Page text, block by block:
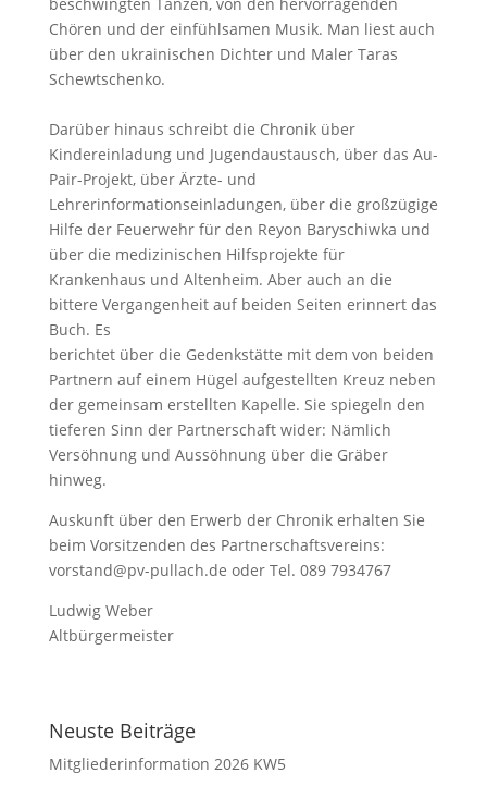
Chören und der einfühlsamen Musik. Man liest auch
über den ukrainischen Dichter und Maler Taras
Schewtschenko.
Darüber hinaus schreibt die Chronik über
Kindereinladung und Jugendaustausch, über das Au-
Pair-Projekt, über Ärzte- und
Lehrerinformationseinladungen, über die großzügige
Hilfe der Feuerwehr für den Reyon Baryschiwka und
über die medizinischen Hilfsprojekte für
Krankenhaus und Altenheim. Aber auch an die
bittere Vergangenheit auf beiden Seiten erinnert das
Buch. Es
berichtet über die Gedenkstätte mit dem von beiden
Partnern auf einem Hügel aufgestellten Kreuz neben
der gemeinsam erstellten Kapelle. Sie spiegeln den
tieferen Sinn der Partnerschaft wider: Nämlich
Versöhnung und Aussöhnung über die Gräber
hinweg.
Auskunft über den Erwerb der Chronik erhalten Sie
beim Vorsitzenden des Partnerschaftsvereins:
vorstand@pv-pullach.de oder Tel. 089 7934767
Ludwig Weber
Altbürgermeister
Neuste Beiträge
Mitgliederinformation 2026 KW5